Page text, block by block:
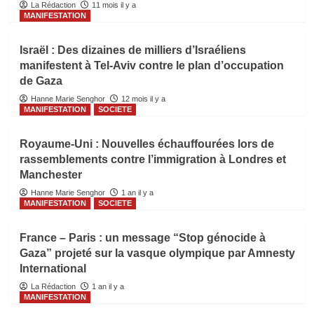
La Rédaction
11 mois il y a
MANIFESTATION
Israël : Des dizaines de milliers d’Israéliens
manifestent à Tel-Aviv contre le plan d’occupation
de Gaza
Hanne Marie Senghor
12 mois il y a
MANIFESTATION
SOCIETE
Royaume-Uni : Nouvelles échauffourées lors de
rassemblements contre l’immigration à Londres et
Manchester
Hanne Marie Senghor
1 an il y a
MANIFESTATION
SOCIETE
France – Paris : un message “Stop génocide à
Gaza” projeté sur la vasque olympique par Amnesty
International
La Rédaction
1 an il y a
MANIFESTATION